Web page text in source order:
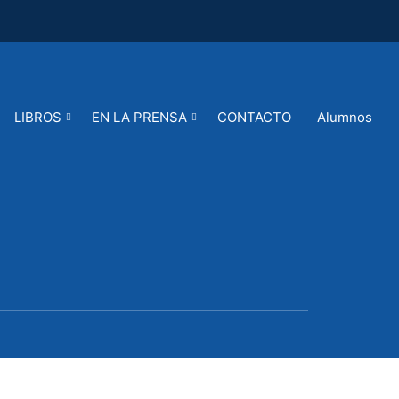
LIBROS EN LA PRENSA CONTACTO Alumnos